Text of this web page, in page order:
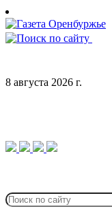
Skip
to
content
8 августа 2026 г.
for: